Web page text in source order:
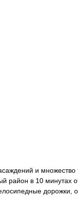
и множество
район в 10 минутах
дорожки,